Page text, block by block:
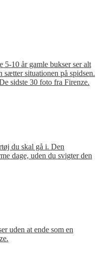
5-10 år gamle bukser ser alt
situationen på spidsen.
sidste 30 foto fra Firenze.
du skal gå i. Den
dage, uden du svigter den
uden at ende som en